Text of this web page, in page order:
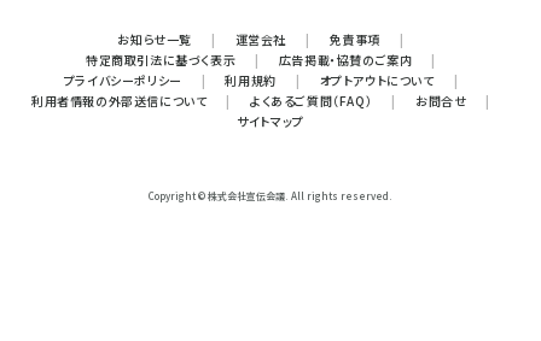
お知らせ一覧 | 運営会社 | 免責事項
|
特定商取引法に基づく表示
| 広告掲載・協賛のご案内
|
プライバシーポリシー
| 利用規約 | オプトアウトについて
|
利用者情報の外部送信について
| よくあるご質問（FAQ） | お問合せ
|
サイトマップ
Copyright © 株式会社宣伝会議. All rights reserved.